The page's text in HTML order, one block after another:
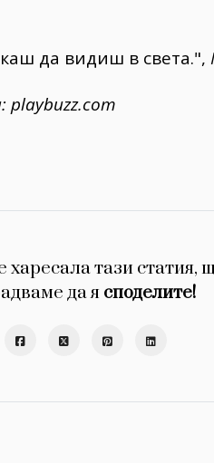
да видиш в света.",
playbuzz.com
харесала тази статия,
да я споделите!